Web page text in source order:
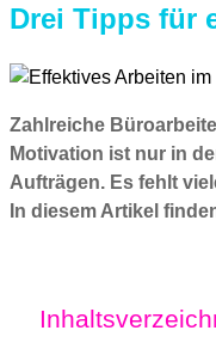
Drei Tipps für
Zahlreiche
Motivation ist nur in
Aufträgen. Es fehlt
In diesem Artikel